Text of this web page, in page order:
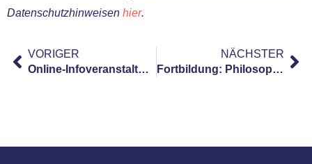
Datenschutzhinweisen hier.
VORIGER
Online-Infoveranstaltung Master Angewandte Ethik & Schwerpunkt Digitale Ethik
NÄCHSTER
Fortbildung: Philosophieren in der Grundschule